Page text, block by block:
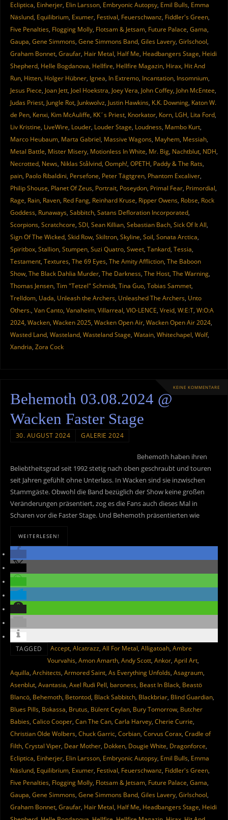
Ecliptica, Einherjer, Elin Larsson, Embryonic Autopsy, Emil Bulls, Emma
Näslund, Equilibrium, Exumer, Festival, Feuerschwanz, Fiddler's Green,
Five Penalties, Flogging Molly, Flotsam & Jetsam, Future Palace, Gama,
Gaupa, Gene Simmons, Gene Simmons Band, Giles Lavery, Girlschool,
Graham Bonnet, Graufar, Hair Metal, Half Me, Headbangers Stage, Heidi
Shepherd, Helle Bogdanova, Hellfire, Hellfire Magazin, Hirax, Hit And
Run, Hitten, Holger Hübner, Ignea, In Extremo, Incantation, Insomnium,
Jesus Piece, Joan Jett, Joel Hoekstra, Joey Vera, John Coffey, John McEntee,
Judas Priest, Jungle Rot, Junkwolvz, Justin Hawkins, K.K. Downing, Katon W.
de Pen, Kenxi, Kim McAuliffe, KK´s Priest, Knorkator, Korn, LGH, Lita Ford,
Liv Kristine, LiveWire, Louder, Louder Stage, Loudness, Mambo Kurt,
Marco Heubaum, Marta Gabriel, Massive Wagons, Mayhem, Messiah,
Metal Battle, Mister Misery, Motionless In White, Mr. Big, Nachtblut, NDH,
Necrotted, News, Niklas Stålvind, Oomph!, OPETH, Paddy & The Rats,
pain, Paolo Ribaldini, Persefone, Peter Tägtgren, Phantom Excaliver,
Philip Shouse, Planet Of Zeus, Portrait, Poseydon, Primal Fear, Primordial,
Rage, Rain, Raven, Red Fang, Reinhard Kruse, Ripper Owens, Robse, Rock
Goddess, Runaways, Sabbitch, Satans Defloration Incorporated,
Scorpions, Scratchcore, SDI, Sean Killian, Sebastian Bach, Sick Of It All,
Sign Of The Wicked, Skid Row, Skiltron, Skyline, Soil, Sonata Arctica,
Spiritbox, Stallion, Stumpen, Suzi Quatro, Sweet, Tankard, Tessia,
Testament, Textures, The 69 Eyes, The Amity Affliction, The Baboon
Show, The Black Dahlia Murder, The Darkness, The Host, The Warning,
Thomas Jensen, Tim "Tetzel" Schmidt, Tina Guo, Tobias Sammet,
Trelldom, Uada, Unleash the Archers, Unleashed The Archers, Unto
Others., Van Canto, Vanaheim, Villarreal, VIO-LENCE, Vreid, W:E:T, W:O:A
2024, Wacken, Wacken 2025, Wacken Open Air, Wacken Open Air 2024,
Wasted Land, Wasteland, Wasteland Stage, Watain, Whitechapel, Wolf,
Xandria, Zora Cock
KEINE KOMMENTARE
Behemoth 03.08.2024 @
Wacken Faster Stage
30. AUGUST 2024 GALERIE 2024
Behemoth haben ihren
Beliebtheitsgrad seit 1992 stetig nach oben geschraubt und touren
seit Jahren gefühlt ohne Unterlass. In Wacken sind sie inzwischen
Stammgäste. Obwohl die Band bezüglich der Show keine großen
Veränderungen präsentiert, zog es die Fans auch dieses Mal in
Scharen vor die Faster Stage. Und Behemoth präsentierten wie
WEITERLESEN!
TAGGED Accept, Alcatrazz, All For Metal, Alligatoah, Ambre
Vourvahis, Amon Amarth, Andy Scott, Ankor, April Art,
Aquilla, Architects, Armored Saint, As Everything Unfolds, Asagraum,
Asenblut, Avantasia, Axel Rudi Pell, baroness, Beast In Black, Beastö
Blancö, Behemoth, Betontod, Black Sabbitch, Blackbriar, Blind Guardian,
Blues Pills, Bokassa, Brutus, Bülent Ceylan, Bury Tomorrow, Butcher
Babies, Calico Cooper, Can The Can, Carla Harvey, Cherie Currie,
Christian Olde Wolbers, Chuck Garric, Corbian, Corvus Corax, Cradle of
Filth, Crystal Viper, Dear Mother, Dokken, Dougie White, Dragonforce,
Ecliptica, Einherjer, Elin Larsson, Embryonic Autopsy, Emil Bulls, Emma
Näslund, Equilibrium, Exumer, Festival, Feuerschwanz, Fiddler's Green,
Five Penalties, Flogging Molly, Flotsam & Jetsam, Future Palace, Gama,
Gaupa, Gene Simmons, Gene Simmons Band, Giles Lavery, Girlschool,
Graham Bonnet, Graufar, Hair Metal, Half Me, Headbangers Stage, Heidi